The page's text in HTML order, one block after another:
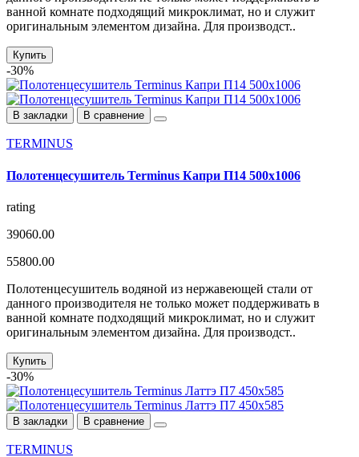
ванной комнате подходящий микроклимат, но и служит
оригинальным элементом дизайна. Для производст..
Купить
-30%
В закладки В сравнение
TERMINUS
Полотенцесушитель Terminus Капри П14 500х1006
rating
39060.00
55800.00
Полотенцесушитель водяной из нержавеющей стали от
данного производителя не только может поддерживать в
ванной комнате подходящий микроклимат, но и служит
оригинальным элементом дизайна. Для производст..
Купить
-30%
В закладки В сравнение
TERMINUS